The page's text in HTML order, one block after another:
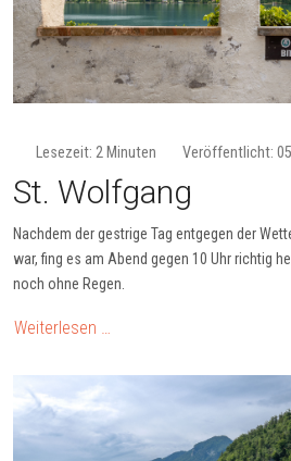
Lesezeit: 2 Minuten Veröffentlicht:
St. Wolfgang
Nachdem der gestrige Tag entgegen der
war, fing es am Abend gegen 10 Uhr richtig
noch ohne Regen.
Weiterlesen …